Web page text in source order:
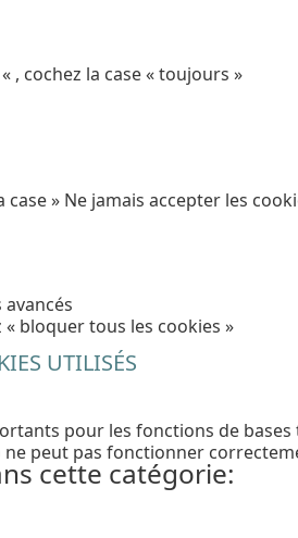
, cochez la case « toujours »
case » Ne jamais accepter les
bloquer tous les cookies »
UTILISÉS
pour les fonctions de
ne peut pas fonctionner
cette catégorie: